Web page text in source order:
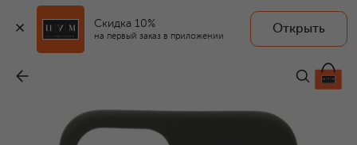
Скидка 10%
на первый заказ в приложении
Открыть
8 220 ₽